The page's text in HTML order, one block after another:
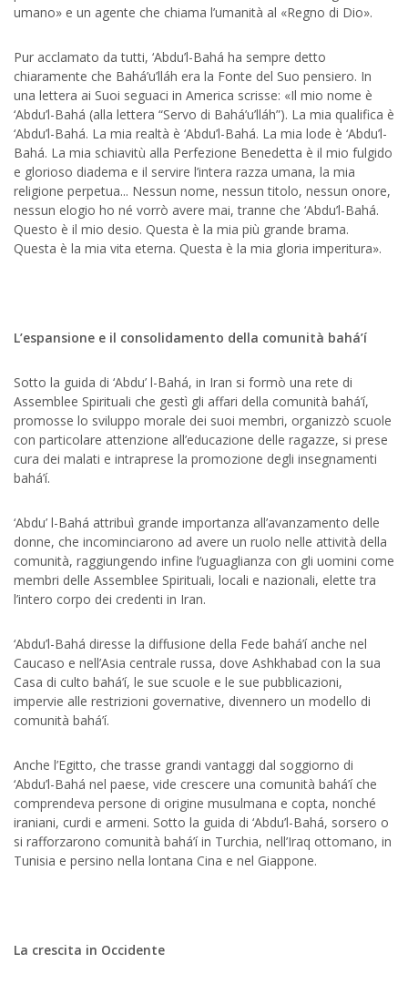
umano» e un agente che chiama l’umanità al «Regno di Dio».
Pur acclamato da tutti, ‘Abdu’l-Bahá ha sempre detto
chiaramente che Bahá’u’lláh era la Fonte del Suo pensiero. In
una lettera ai Suoi seguaci in America scrisse: «Il mio nome è
‘Abdu’l-Bahá (alla lettera “Servo di Bahá’u’lláh”). La mia qualifica è
‘Abdu’l-Bahá. La mia realtà è ‘Abdu’l-Bahá. La mia lode è ‘Abdu’l-
Bahá. La mia schiavitù alla Perfezione Benedetta è il mio fulgido
e glorioso diadema e il servire l’intera razza umana, la mia
religione perpetua... Nessun nome, nessun titolo, nessun onore,
nessun elogio ho né vorrò avere mai, tranne che ‘Abdu’l-Bahá.
Questo è il mio desio. Questa è la mia più grande brama.
Questa è la mia vita eterna. Questa è la mia gloria imperitura».
L’espansione e il consolidamento della comunità bahá’í
Sotto la guida di ‘Abdu’ l-Bahá, in Iran si formò una rete di
Assemblee Spirituali che gestì gli affari della comunità bahá’í,
promosse lo sviluppo morale dei suoi membri, organizzò scuole
con particolare attenzione all’educazione delle ragazze, si prese
cura dei malati e intraprese la promozione degli insegnamenti
bahá’í.
‘Abdu’ l-Bahá attribuì grande importanza all’avanzamento delle
donne, che incominciarono ad avere un ruolo nelle attività della
comunità, raggiungendo infine l’uguaglianza con gli uomini come
membri delle Assemblee Spirituali, locali e nazionali, elette tra
l’intero corpo dei credenti in Iran.
‘Abdu’l-Bahá diresse la diffusione della Fede bahá’í anche nel
Caucaso e nell’Asia centrale russa, dove Ashkhabad con la sua
Casa di culto bahá’í, le sue scuole e le sue pubblicazioni,
impervie alle restrizioni governative, divennero un modello di
comunità bahá’í.
Anche l’Egitto, che trasse grandi vantaggi dal soggiorno di
‘Abdu’l-Bahá nel paese, vide crescere una comunità bahá’í che
comprendeva persone di origine musulmana e copta, nonché
iraniani, curdi e armeni. Sotto la guida di ‘Abdu’l-Bahá, sorsero o
si rafforzarono comunità bahá’í in Turchia, nell’Iraq ottomano, in
Tunisia e persino nella lontana Cina e nel Giappone.
La crescita in Occidente